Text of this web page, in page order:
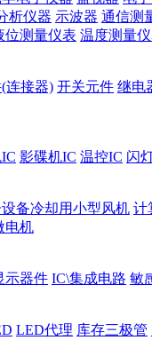
析仪器 示波器 通信测
位测量仪表 温度测量
连接器) 开关元件 继电
影碟机IC 温控IC 闪
备冷却用小型风机 计
电机
示器件 IC\集成电路 敏
LED代理 库存三极管